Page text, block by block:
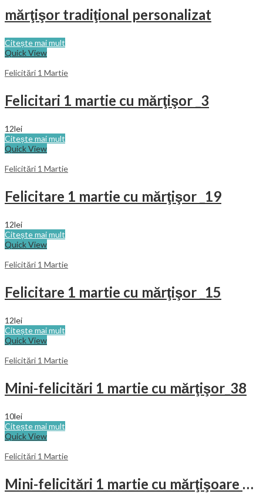
mărţişor tradiţional personalizat
Citește mai mult
Quick View
Felicitări 1 Martie
Felicitari 1 martie cu mărţişor _3
12lei
Citește mai mult
Quick View
Felicitări 1 Martie
Felicitare 1 martie cu mărţişor _19
12lei
Citește mai mult
Quick View
Felicitări 1 Martie
Felicitare 1 martie cu mărţişor _15
12lei
Citește mai mult
Quick View
Felicitări 1 Martie
Mini-felicitări 1 martie cu mărţişor_38
10lei
Citește mai mult
Quick View
Felicitări 1 Martie
Mini-felicitări 1 martie cu mărţişoare _33